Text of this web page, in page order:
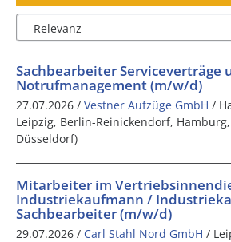
Sachbearbeiter Serviceverträge
Notrufmanagement (m/w/d)
27.07.2026 / Vestner Aufzüge GmbH /
Leipzig, Berlin-Reinickendorf,
Düsseldorf)
Mitarbeiter im
Industriekaufmann /
Sachbearbeiter (m/w/d)
29.07.2026 / Carl Stahl Nord GmbH /